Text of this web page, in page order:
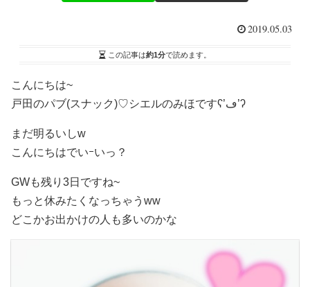
2019.05.03
この記事は約1分で読めます。
こんにちは~
戸田のパブ(スナック)♡ シエルのみほですʕ’ڡ’ʔ
まだ明るいしw
こんにちはでいｰいっ ？
GWも残り3日ですね~
もっと休みたくなっちゃうww
どこかお出かけの人も多いのかな